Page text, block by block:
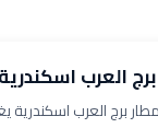
العرب اسكندرية
برج العرب اسكندرية